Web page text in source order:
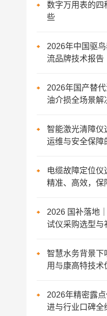
数字万用表的四
些
2026年中国驱
流品牌技术报告
2026年国产替代
油介损全场景解
智能激光清障仪
运维与安全保障
电缆故障定位仪
精准、高效，保
2026 国补落地
试仪采购选型与
智慧水务背景下
用与康高特技术
2026年精密露
进与行业口碑全